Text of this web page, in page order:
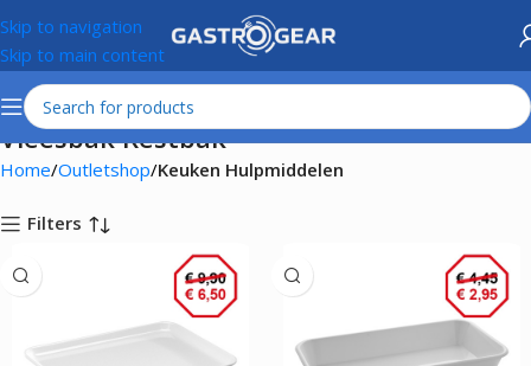
Skip to navigation
Skip to main content
Vleesbak Restbak
Home Outletshop Keuken Hulpmiddelen
Filters